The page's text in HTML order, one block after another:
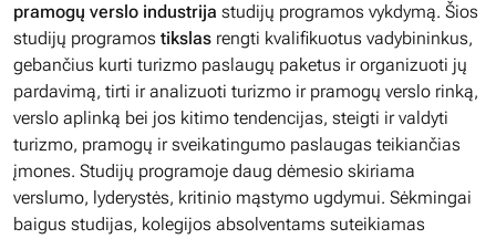
pramogų verslo industrija studijų programos vykdymą. Šios
studijų programos tikslas rengti kvalifikuotus vadybininkus,
gebančius kurti turizmo paslaugų paketus ir organizuoti jų
pardavimą, tirti ir analizuoti turizmo ir pramogų verslo rinką,
verslo aplinką bei jos kitimo tendencijas, steigti ir valdyti
turizmo, pramogų ir sveikatingumo paslaugas teikiančias
įmones. Studijų programoje daug dėmesio skiriama
verslumo, lyderystės, kritinio mąstymo ugdymui. Sėkmingai
baigus studijas, kolegijos absolventams suteikiamas